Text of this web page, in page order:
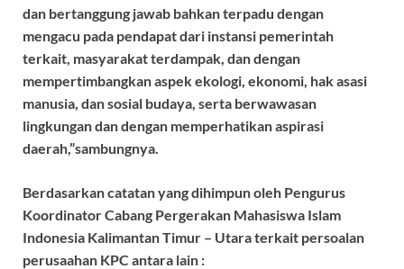
dan bertanggung jawab bahkan terpadu dengan
mengacu pada pendapat dari instansi pemerintah
terkait, masyarakat terdampak, dan dengan
mempertimbangkan aspek ekologi, ekonomi, hak asasi
manusia, dan sosial budaya, serta berwawasan
lingkungan dan dengan memperhatikan aspirasi
daerah,”sambungnya.
Berdasarkan catatan yang dihimpun oleh Pengurus
Koordinator Cabang Pergerakan Mahasiswa Islam
Indonesia Kalimantan Timur – Utara terkait persoalan
perusaahan KPC antara lain :